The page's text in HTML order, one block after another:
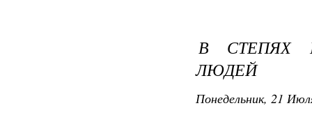
В СТЕПЯХ
ЛЮДЕЙ
Понедельник, 21